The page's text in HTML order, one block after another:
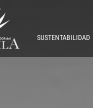
SUSTENTABILIDAD